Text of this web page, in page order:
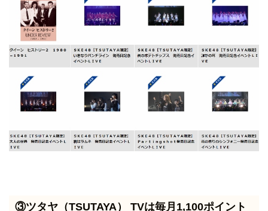
③ツタヤ（TSUTAYA） TVは毎月1,100ポイント